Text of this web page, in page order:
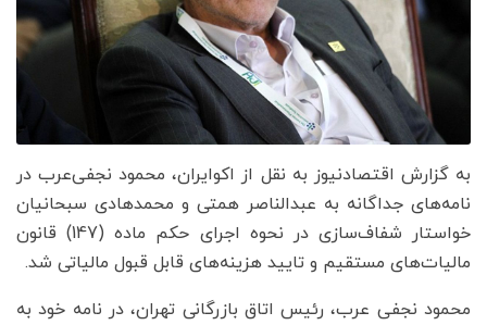
به گزارش اقتصادنیوز به نقل از اکوایران، محمود نجفی‌عرب در
نامه‌های جداگانه به عبدالناصر همتی و محمدهادی سبحانیان
خواستار شفاف‌سازی در نحوه اجرای حکم ماده (147) قانون
مالیات‌های مستقیم و تایید هزینه‌های قابل قبول مالیاتی شد.
محمود نجفی عرب، رئیس اتاق بازرگانی تهران، در نامه‌ خود به